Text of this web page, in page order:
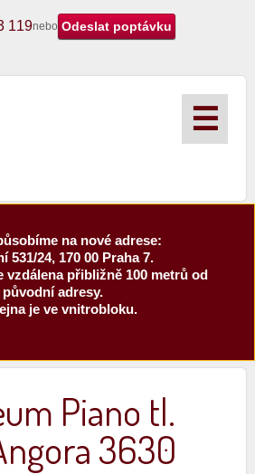
119nebo
☰
na nové adrese:
531/24, 170 00 Praha 7.
vzdálena přibližně 100 metrů od
původní adresy.
je ve vnitrobloku.
Piano tl.
3630